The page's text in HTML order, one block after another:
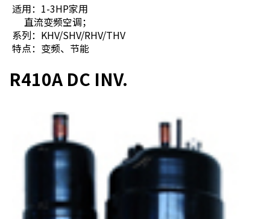
适用：1-3HP家用
直流变频空调；
系列：KHV/SHV/RHV/THV
特点：变频、节能
R410A DC INV.